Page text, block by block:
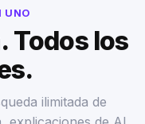
UNO
Todos los
ilimitada de